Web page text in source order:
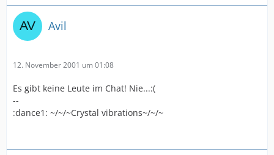
Avil
12. November 2001 um 01:08
Es gibt keine Leute im Chat! Nie...:(
--
:dance1: ~/~/~Crystal vibrations~/~/~